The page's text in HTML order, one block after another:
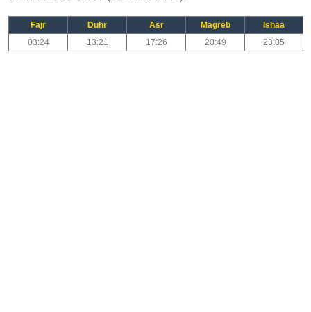
Fajr Duhr Asr Magreb
Ishaa
03:24
13:21 17:26 20:49 23:05